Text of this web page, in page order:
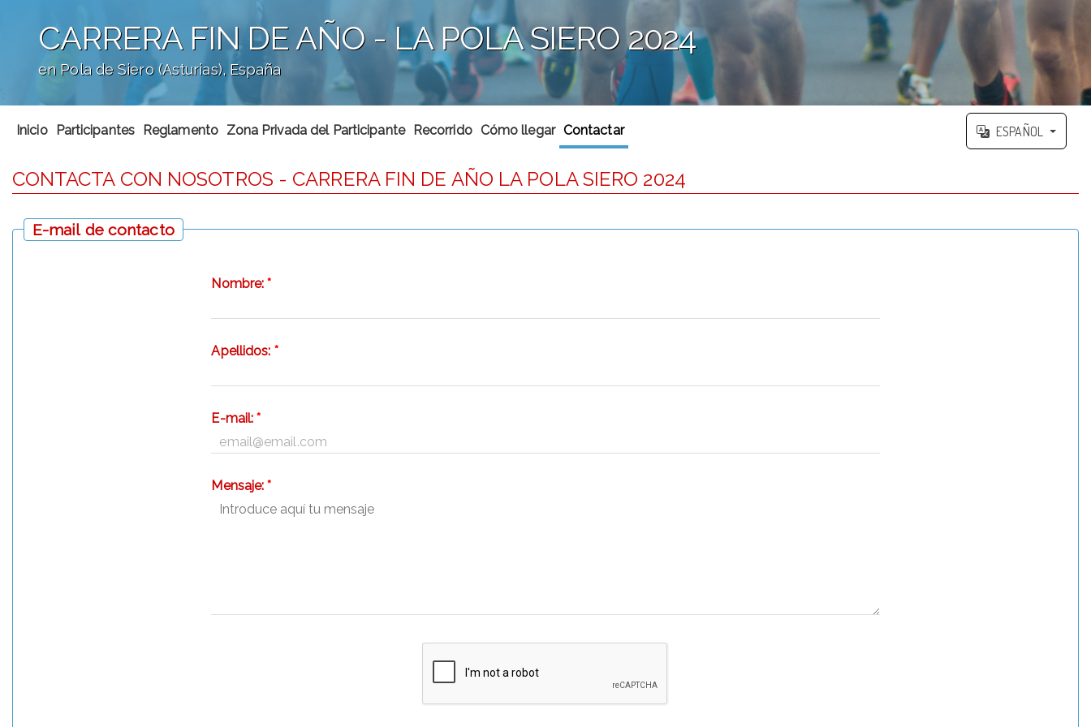
CARRERA FIN DE AÑO - LA POLA SIERO 2024
en Pola de Siero (Asturias), España
';
Inicio Participantes Reglamento Zona Privada del Participante Recorrido Cómo llegar Contactar ESPAÑOL
CONTACTA CON NOSOTROS - CARRERA FIN DE AÑO LA POLA SIERO 2024
E-mail de contacto
Nombre:*
Apellidos: *
E-mail:*
Mensaje:*